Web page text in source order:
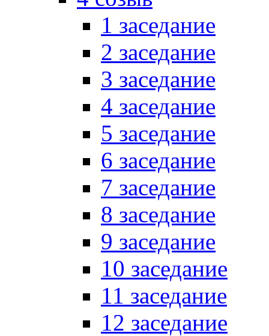
1 заседание
2 заседание
3 заседание
4 заседание
5 заседание
6 заседание
7 заседание
8 заседание
9 заседание
10 заседание
11 заседание
12 заседание